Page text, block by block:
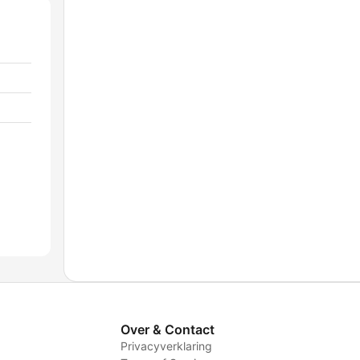
Over & Contact
Privacyverklaring